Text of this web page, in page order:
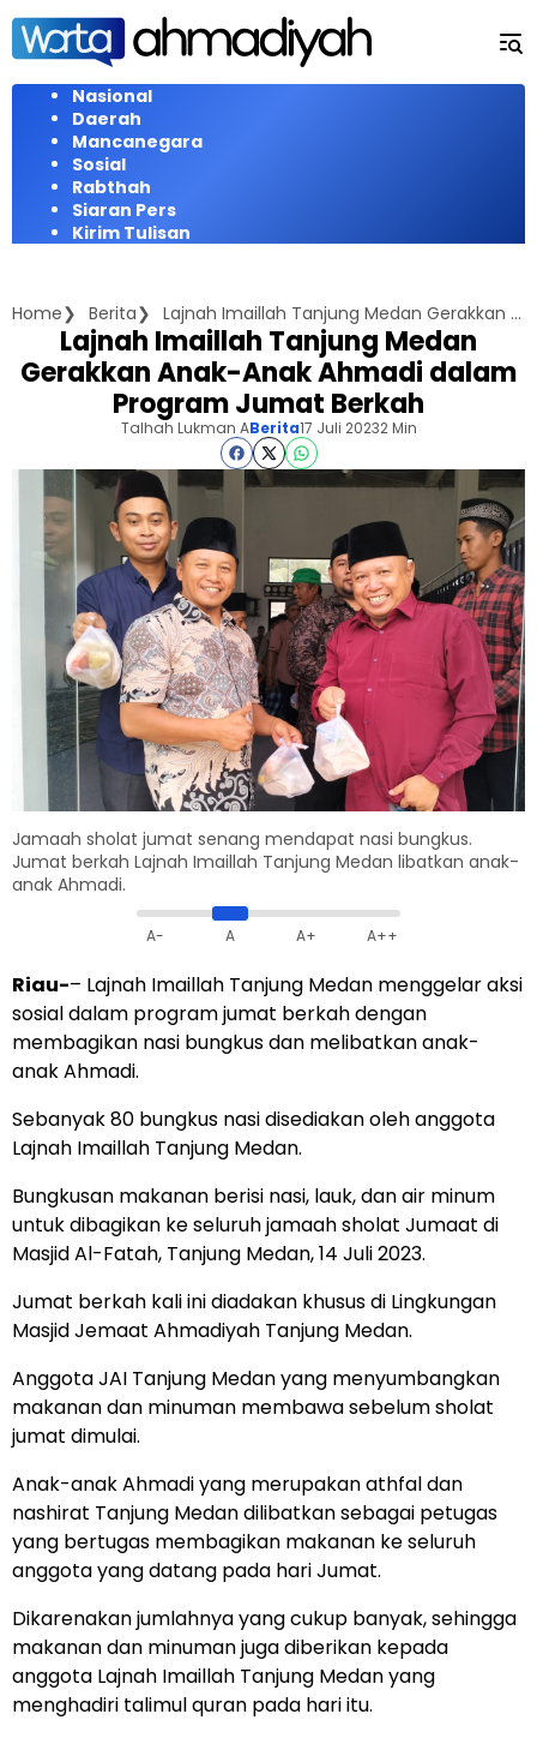
Langsung
konten
Nasional
Daerah
Mancanegara
Sosial
Rabthah
Siaran Pers
Kirim Tulisan
Home Berita Lajnah Imaillah Tanjung Medan Gerakkan Anak-Anak Ahmadi dalam Program Jumat Berkah
Lajnah Imaillah Tanjung Medan
Gerakkan Anak-Anak Ahmadi dalam
Program Jumat Berkah
Talhah Lukman ABerita17 Juli 20232 Min
Jamaah sholat jumat senang mendapat nasi bungkus.
Jumat berkah Lajnah Imaillah Tanjung Medan libatkan anak-
anak Ahmadi.
A- A A+ A++
Riau-– Lajnah Imaillah Tanjung Medan menggelar aksi
sosial dalam program jumat berkah dengan
membagikan nasi bungkus dan melibatkan anak-
anak Ahmadi.
Sebanyak 80 bungkus nasi disediakan oleh anggota
Lajnah Imaillah Tanjung Medan.
Bungkusan makanan berisi nasi, lauk, dan air minum
untuk dibagikan ke seluruh jamaah sholat Jumaat di
Masjid Al-Fatah, Tanjung Medan, 14 Juli 2023.
Jumat berkah kali ini diadakan khusus di Lingkungan
Masjid Jemaat Ahmadiyah Tanjung Medan.
Anggota JAI Tanjung Medan yang menyumbangkan
makanan dan minuman membawa sebelum sholat
jumat dimulai.
Anak-anak Ahmadi yang merupakan athfal dan
nashirat Tanjung Medan dilibatkan sebagai petugas
yang bertugas membagikan makanan ke seluruh
anggota yang datang pada hari Jumat.
Dikarenakan jumlahnya yang cukup banyak, sehingga
makanan dan minuman juga diberikan kepada
anggota Lajnah Imaillah Tanjung Medan yang
menghadiri talimul quran pada hari itu.